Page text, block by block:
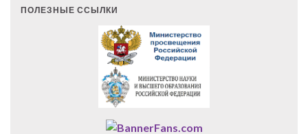
ПОЛЕЗНЫЕ ССЫЛКИ